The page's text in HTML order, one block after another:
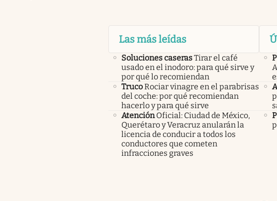
Las más leídas
Soluciones caserasTirar el café
usado en el inodoro: para qué sirve y
por qué lo recomiendan
TrucoRociar vinagre en el parabrisas
del coche: por qué recomiendan
hacerlo y para qué sirve
Atención Oficial: Ciudad de México,
Querétaro y Veracruz anularán la
licencia de conducir a todos los
conductores que cometen
infracciones graves